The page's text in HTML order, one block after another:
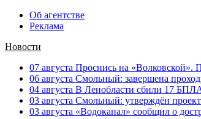
Об агентстве
Реклама
Новости
07 августа Проснись на «Волковской».
06 августа Смольный: завершена
04 августа В Ленобласти сбили 17
03 августа Смольный: утверждён
03 августа «Водоканал» сообщил о